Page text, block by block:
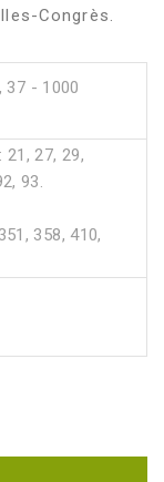
Congrès.
37 - 1000
21, 27, 29,
93.
358, 410,